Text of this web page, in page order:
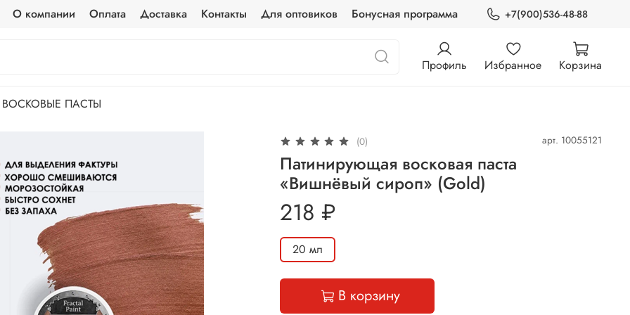
О компании Оплата Доставка Контакты Для оптовиков Бонусная программа +7(900)536-48-88
Профиль Избранное Корзина
ВОСКОВЫЕ ПАСТЫ
(0) арт. 10055121
Патинирующая восковая паста
«Вишнёвый сироп» (Gold)
218 ₽
20 мл
В корзину